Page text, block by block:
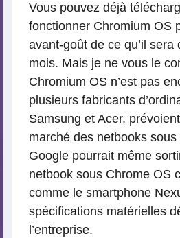
Vous pouvez déjà
fonctionner Chromium OS
avant-goût de ce qu’il sera
mois. Mais je ne vous le
Chromium OS n’est pas
plusieurs fabricants
Samsung et Acer,
marché des netbooks
Google pourrait même
netbook sous Chrome OS
comme le smartphone
spécifications matérielles
l’entreprise.